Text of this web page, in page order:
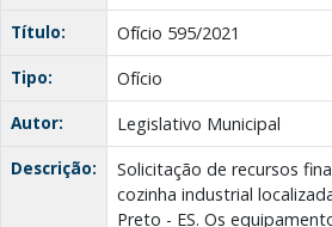
Título:
Ofício 595/2021
Tipo:
Ofício
Autor:
Legislativo Municipal
Descrição:
Solicitação de recursos
cozinha industrial
Preto - ES. Os